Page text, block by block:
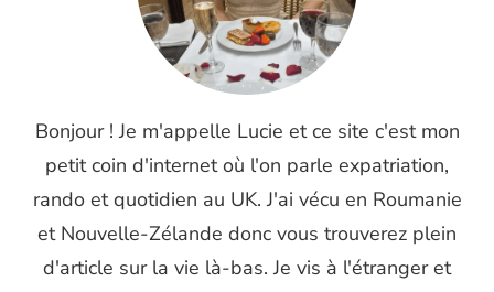
Bonjour ! Je m'appelle Lucie et ce site c'est mon
petit coin d'internet où l'on parle expatriation,
rando et quotidien au UK. J'ai vécu en Roumanie
et Nouvelle-Zélande donc vous trouverez plein
d'article sur la vie là-bas. Je vis à l'étranger et